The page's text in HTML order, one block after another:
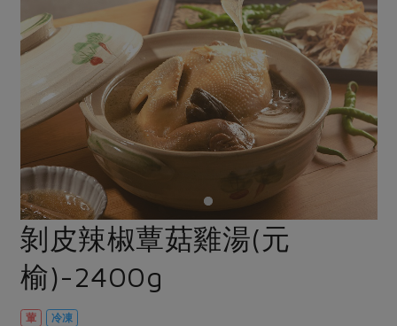
肉品・水產
水產
水畜加工品
調理食材・點心
調味醬料/南北貨
休閒零嘴 沖泡飲品
保健食品
蛋料理
料理方式
醬料
湯品．鍋物
漬物
涼拌沙拉
飲品
當季產品
合作25-經典快閃最後一週
合作25-精選產品第四彈
合作25-精選產品第三彈
更多當季產品
議題活動
主婦聯盟X樂齡網特約優惠案
30%rPET紅烏龍茶
生活提案
樂齡生活 親子食育
關注議題
減硝酸鹽 惜食
非基改運動
廢核運動 能源議題
減添加物 減塑減廢
公益金
更多議題
合作社組織
員工與求才
產品檢驗
自主把關
檢驗報告
硝酸鹽檢驗
社員權益
合作社法規
剝皮辣椒蕈菇雞湯(元
榆)-2400g
葷 冷凍